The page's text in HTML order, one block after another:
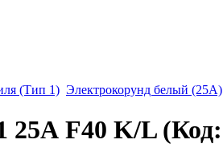
(Тип 1) Электрокорунд белый (25А)
25А F40 K/L (Код: